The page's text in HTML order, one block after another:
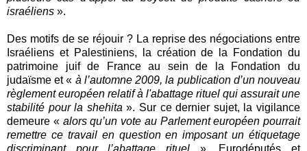
israéliens ».
Des motifs de se réjouir ? La reprise des négociations entre
Israéliens et Palestiniens, la création de la Fondation du
patrimoine juif de France au sein de la Fondation du
judaïsme et « à l’automne 2009, la publication d’un nouveau
règlement européen relatif à l'abattage rituel qui assurait une
stabilité pour la shehita ». Sur ce dernier sujet, la vigilance
demeure « alors qu’un vote au Parlement européen pourrait
remettre ce travail en question en imposant un étiquetage
discriminant pour l’abattage rituel ». Eurodéputés et